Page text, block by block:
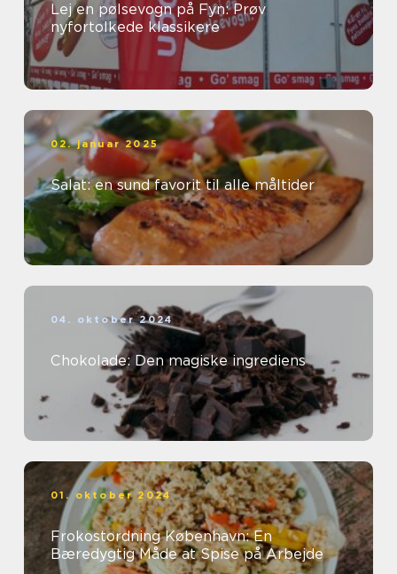
Lej en pølsevogn på Fyn: Prøv
nyfortolkede klassikere
02. januar 2025
Salat: en sund favorit til alle måltider
04. oktober 2024
Chokolade: Den magiske ingrediens
01. oktober 2024
Frokostordning København: En
Bæredygtig Måde at Spise på Arbejde